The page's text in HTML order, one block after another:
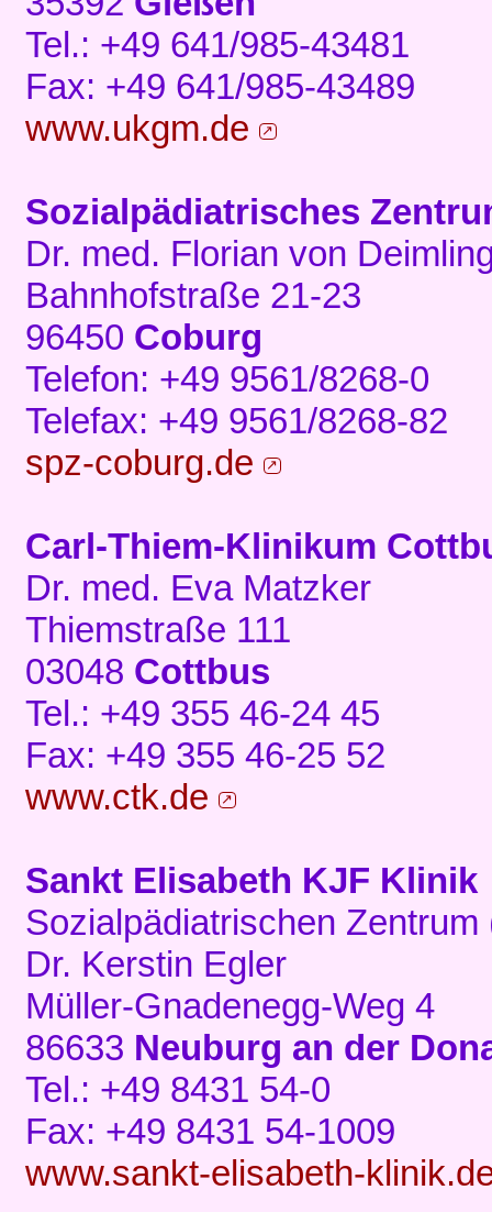
Tel.: +49 641/985-43481
Fax: +49 641/985-43489
www.ukgm.de
Sozialpädiatrisches
Dr. med. Florian von
Bahnhofstraße 21-23
96450 Coburg
Telefon: +49 9561/8268-0
Telefax: +49 9561/8268-82
spz-coburg.de
Carl-Thiem-Klinikum
Dr. med. Eva Matzker
Thiemstraße 111
03048 Cottbus
Tel.: +49 355 46-24 45
Fax: +49 355 46-25 52
www.ctk.de
Sankt Elisabeth KJF Klinik
Sozialpädiatrischen Zentrum
Dr. Kerstin Egler
Müller-Gnadenegg-Weg 4
86633 Neuburg an der
Tel.: +49 8431 54-0
Fax: +49 8431 54-1009
www.sankt-elisabeth-